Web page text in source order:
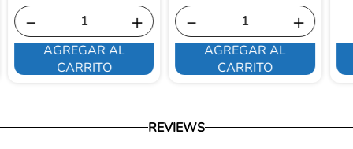
＋
－
AGREGAR AL
CARRITO
＋
－
AGREGAR AL
CARRITO
REVIEWS